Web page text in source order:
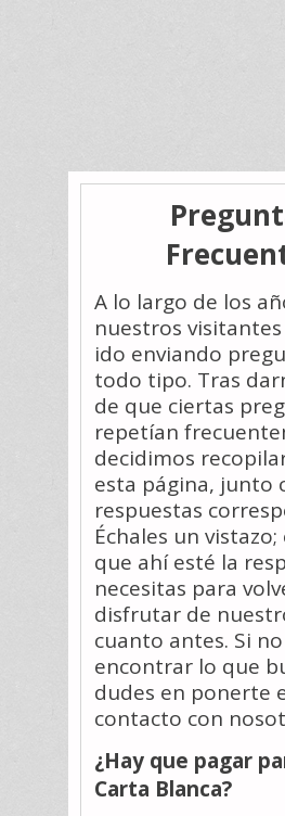
A lo largo de los
nuestros
ido enviando
todo tipo. Tras
de que ciertas
repetían
decidimos
esta página, junto
respuestas
Échales un
que ahí esté la
necesitas para
disfrutar de
cuanto antes. Si
encontrar lo que
dudes en ponerte
contacto con
¿Hay que pagar
Carta Blanca?